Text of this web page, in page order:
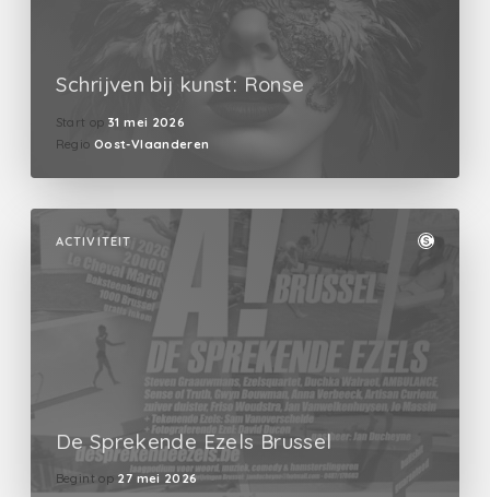
Schrijven bij kunst: Ronse
Start op 31 mei 2026
Regio Oost-Vlaanderen
ACTIVITEIT
De Sprekende Ezels Brussel
Begint op 27 mei 2026